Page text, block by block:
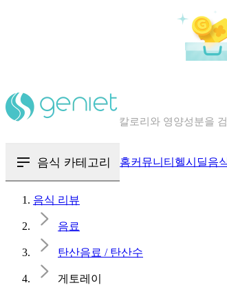
혈당 · 다이어트 음식
음식 카테고리 홈커뮤니티 헬시딜음
음식 리뷰
음료
탄산음료 / 탄산수
게토레이